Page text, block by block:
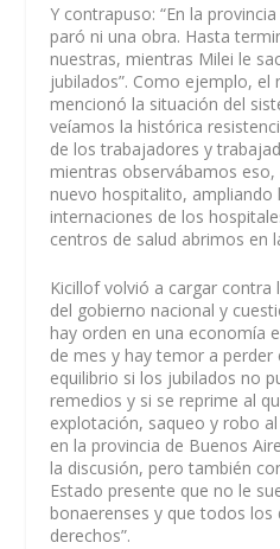
Y contrapuso: “En la
paró ni una obra. Hasta
nuestras, mientras Milei le
jubilados”. Como ejemplo,
mencionó la situación del
veíamos la histórica
de los trabajadores y
mientras observábamos
nuevo hospitalito, ampliando
internaciones de los
centros de salud abrimos en
Kicillof volvió a cargar contra
del gobierno nacional y
hay orden en una economía
de mes y hay temor a perder
equilibrio si los jubilados no
remedios y si se reprime al
explotación, saqueo y robo
en la provincia de Buenos
la discusión, pero también
Estado presente que no le
bonaerenses y que todos los
derechos”.